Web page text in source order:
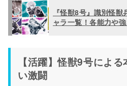
『怪獣8号』識別怪
ャラ一覧！各能力や
【活躍】怪獣9号によ
い激闘